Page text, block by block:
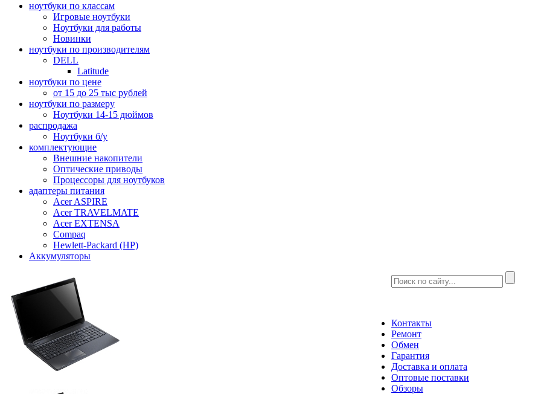
ноутбуки по классам
Игровые ноутбуки
Ноутбуки для работы
Новинки
ноутбуки по производителям
DELL
Latitude
ноутбуки по цене
от 15 до 25 тыс рублей
ноутбуки по размеру
Ноутбуки 14-15 дюймов
распродажа
Ноутбуки б/у
комплектующие
Внешние накопители
Оптические приводы
Процессоры для ноутбуков
адаптеры питания
Acer ASPIRE
Acer TRAVELMATE
Acer EXTENSA
Compaq
Hewlett-Packard (HP)
Аккумуляторы
Контакты
Ремонт
Обмен
Гарантия
Доставка и оплата
Оптовые поставки
Обзоры